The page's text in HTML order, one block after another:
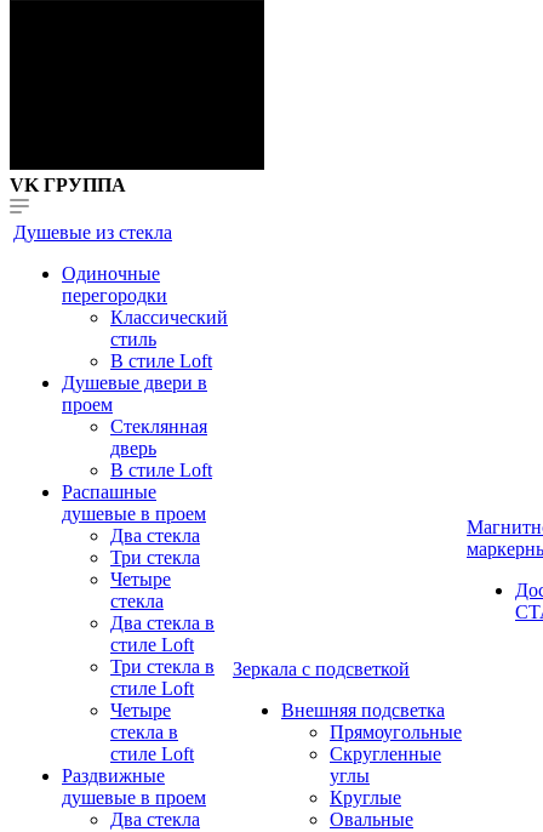
VK ГРУППА
Душевые из стекла
Одиночные
перегородки
Классический
стиль
В стиле Loft
Душевые двери в
проем
Стеклянная
дверь
В стиле Loft
Распашные
душевые в проем
Два стекла
Три стекла
Четыре
стекла
Два стекла в
стиле Loft
Три стекла в
стиле Loft
Четыре
стекла в
стиле Loft
Раздвижные
душевые в проем
Два стекла
Зеркала с подсветкой
Внешняя подсветка
Прямоугольные
Скругленные
углы
Круглые
Овальные